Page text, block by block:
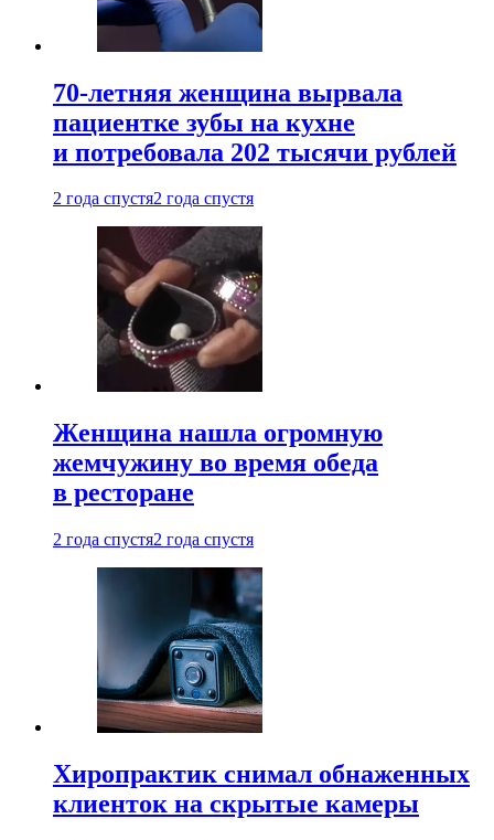
70-летняя женщина вырвала
пациентке зубы на кухне
и потребовала 202 тысячи рублей
2 года спустя2 года спустя
Женщина нашла огромную
жемчужину во время обеда
в ресторане
2 года спустя2 года спустя
Хиропрактик снимал обнаженных
клиенток на скрытые камеры